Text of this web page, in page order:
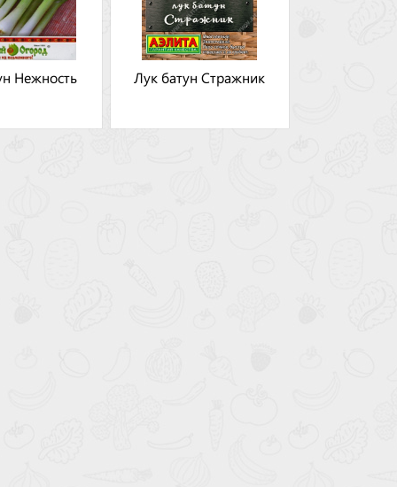
Нежность Лук батун Стражник